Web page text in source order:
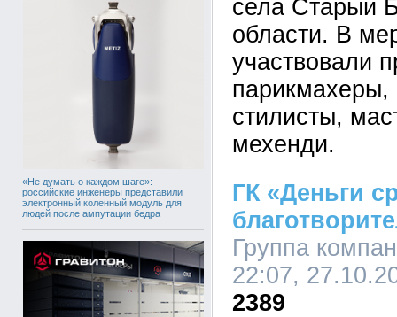
«Не думать о каждом шаге»:
российские инженеры представили
электронный коленный модуль для
людей после ампутации бедра
села Старый
области. В
участвовали
парикмахеры,
стилисты,
мехенди.
ГК «Деньги
Группа
22:07,
2389